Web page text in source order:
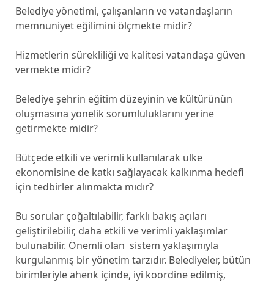
Belediye yönetimi, çalışanların ve vatandaşların
memnuniyet eğilimini ölçmekte midir?
Hizmetlerin sürekliliği ve kalitesi vatandaşa güven
vermekte midir?
Belediye şehrin eğitim düzeyinin ve kültürünün
oluşmasına yönelik sorumluluklarını yerine
getirmekte midir?
Bütçede etkili ve verimli kullanılarak ülke
ekonomisine de katkı sağlayacak kalkınma hedefi
için tedbirler alınmakta mıdır?
Bu sorular çoğaltılabilir, farklı bakış açıları
geliştirilebilir, daha etkili ve verimli yaklaşımlar
bulunabilir. Önemli olan sistem yaklaşımıyla
kurgulanmış bir yönetim tarzıdır. Belediyeler, bütün
birimleriyle ahenk içinde, iyi koordine edilmiş,